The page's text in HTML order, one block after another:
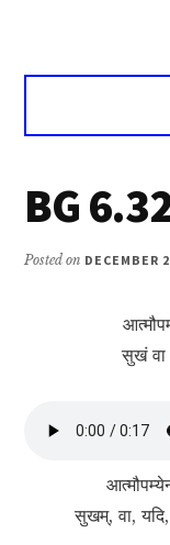
Voice
Vivekananda
BG
Posted on DECEMBER
सुखं वा
सुखम्, वा,